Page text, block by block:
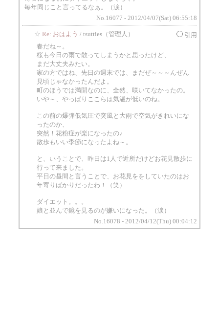
毎年同じこと言ってるなぁ。（涙）
No.16077 - 2012/04/07(Sat) 06:55:18
☆ Re: おはよう / tsutties（管理人）
引用
春だね～。
桜も今日の雨で散ってしまうかと思ったけど、
まだ大丈夫みたい。
家の方ではね、先日の週末では、まだぜ～～～んぜん
見頃じゃなかったんだよ。
町のほうでは満開なのに、全然、咲いてなかったの。
いや～、やっぱりここらは気温が低いのね。
この前の爆弾低気圧で突風と大雨で空気がきれいにな
ったのか、
突然！花粉症が楽になったの♪
散歩もいい季節になったよね～。
と、いうことで、昨日は1人で近所だけどお花見散歩に
行って来ました。
平日の昼間と言うことで、お花見ををしていたのはお
年寄りばかりだったわ！（笑）
ダイエット。。。
娘と並んで鏡を見るのが嫌いになった。（涙）
No.16078 - 2012/04/12(Thu) 00:04:12